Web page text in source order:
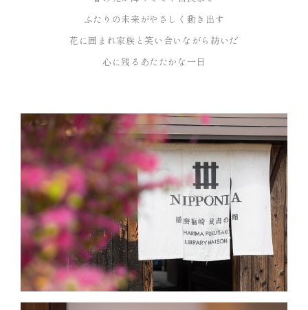
ふたりの未来がやさしく動き出す
花に囲まれ家族と笑い合いながら紡いだ
心に残るあたたかな一日